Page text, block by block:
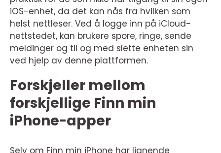
iOS-enhet, da det kan nås fra hvilken som
helst nettleser. Ved å logge inn på iCloud-
nettstedet, kan brukere spore, ringe, sende
meldinger og til og med slette enheten sin
ved hjelp av denne plattformen.
Forskjeller mellom
forskjellige Finn min
iPhone-apper